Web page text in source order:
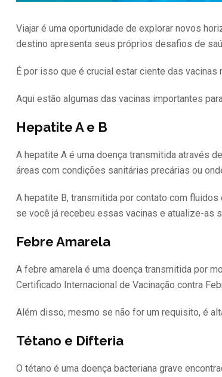
Viajar é uma oportunidade de explorar novos
destino apresenta seus próprios desafios de
É por isso que é crucial estar ciente das
Aqui estão algumas das vacinas importantes
Hepatite A e B
A hepatite A é uma doença transmitida através
áreas com condições sanitárias precárias ou
A hepatite B, transmitida por contato com
se você já recebeu essas vacinas e atualize-as
Febre Amarela
A febre amarela é uma doença transmitida por
Certificado Internacional de Vacinação contra
Além disso, mesmo se não for um requisito, é
Tétano e Difteria
O tétano é uma doença bacteriana grave